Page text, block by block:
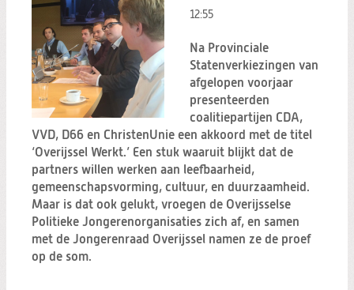
Zoeken
12:55
Na Provinciale
Statenverkiezingen van
afgelopen voorjaar
presenteerden
coalitiepartijen CDA,
VVD, D66 en ChristenUnie een akkoord met de titel
‘Overijssel Werkt.’ Een stuk waaruit blijkt dat de
partners willen werken aan leefbaarheid,
gemeenschapsvorming, cultuur, en duurzaamheid.
Maar is dat ook gelukt, vroegen de Overijsselse
Politieke Jongerenorganisaties zich af, en samen
met de Jongerenraad Overijssel namen ze de proef
op de som.